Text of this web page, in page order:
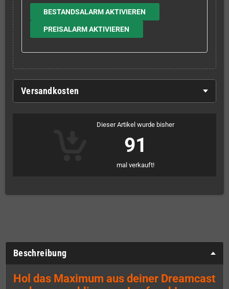
BESTANDSALARM AKTIVIEREN
PREISALARM AKTIVIEREN
Versandkosten
Dieser Artikel wurde bisher
91
mal verkauft!
Beschreibung
Hol das Maximum aus deiner Dreamcast